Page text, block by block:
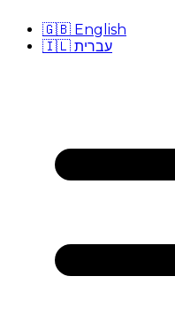
🇬🇧 English
🇮🇱 עברית